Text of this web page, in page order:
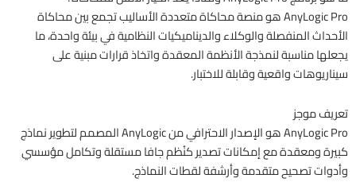
AnyLogic Pro هو منصة محاكاة متعددة الأساليب تجمع بين محاكاة
الأحداث المنفصلة والوكلاء والديناميكيات النظامية في بيئة واحدة، ما
يجعلها مناسبة لنمذجة الأنظمة المعقدة واتخاذ قرارات مبنية على
سيناريوهات واقعية وقابلة للاختبار.
تعريف موجز
AnyLogic Pro هو الإصدار الاحترافي من AnyLogic المصمم لتطوير نماذج
كبيرة ومعقدة مع إمكانات تصدير كنُظم جافا مستقلة وتكامل مؤسسي
وأدوات تصحيح متقدمة وأرشفة لقطات النماذج.